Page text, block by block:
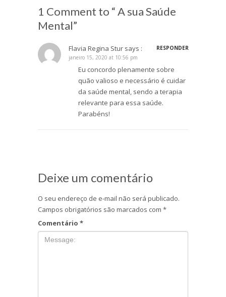
1 Comment to “ A sua Saúde
Mental”
Flavia Regina Stur says :
RESPONDER
janeiro 15, 2020 at 10:56 pm
Eu concordo plenamente sobre
quão valioso e necessário é cuidar
da saúde mental, sendo a terapia
relevante para essa saúde.
Parabéns!
Deixe um comentário
O seu endereço de e-mail não será publicado.
Campos obrigatórios são marcados com *
Comentário *